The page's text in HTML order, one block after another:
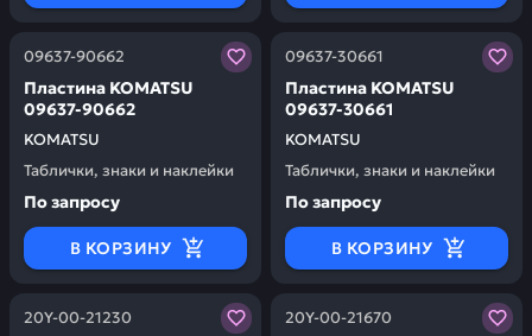
09637-90662
KOMATSU
Пластина KOMATSU
09637-90662
Таблички, знаки и наклейки
Заказывая запчасти у нас, вы получаете гарантию
По запросу
В КОРЗИНУ
09637-30661
KOMATSU
Пластина KOMATSU
09637-30661
Таблички, знаки и наклейки
Заказывая запчасти у
По запросу
В КОРЗИНУ
20Y-00-21230
Заказывая запчасти у нас, вы получаете гарантию
20Y-00-21670
Заказывая запчасти у